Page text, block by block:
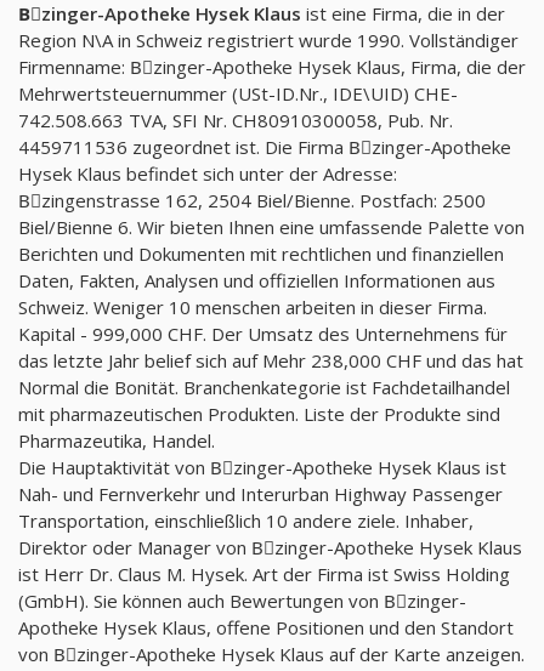
Bِzinger-Apotheke Hysek Klaus ist eine Firma, die in der
Region N\A in Schweiz registriert wurde 1990. Vollständiger
Firmenname: Bِzinger-Apotheke Hysek Klaus, Firma, die der
Mehrwertsteuernummer (USt-ID.Nr., IDE\UID) CHE-
742.508.663 TVA, SFI Nr. CH80910300058, Pub. Nr.
4459711536 zugeordnet ist. Die Firma Bِzinger-Apotheke
Hysek Klaus befindet sich unter der Adresse:
Bِzingenstrasse 162, 2504 Biel/Bienne. Postfach: 2500
Biel/Bienne 6. Wir bieten Ihnen eine umfassende Palette von
Berichten und Dokumenten mit rechtlichen und finanziellen
Daten, Fakten, Analysen und offiziellen Informationen aus
Schweiz. Weniger 10 menschen arbeiten in dieser Firma.
Kapital - 999,000 CHF. Der Umsatz des Unternehmens für
das letzte Jahr belief sich auf Mehr 238,000 CHF und das hat
Normal die Bonität. Branchenkategorie ist Fachdetailhandel
mit pharmazeutischen Produkten. Liste der Produkte sind
Pharmazeutika, Handel.
Die Hauptaktivität von Bِzinger-Apotheke Hysek Klaus ist
Nah- und Fernverkehr und Interurban Highway Passenger
Transportation, einschließlich 10 andere ziele. Inhaber,
Direktor oder Manager von Bِzinger-Apotheke Hysek Klaus
ist Herr Dr. Claus M. Hysek. Art der Firma ist Swiss Holding
(GmbH). Sie können auch Bewertungen von Bِzinger-
Apotheke Hysek Klaus, offene Positionen und den Standort
von Bِzinger-Apotheke Hysek Klaus auf der Karte anzeigen.